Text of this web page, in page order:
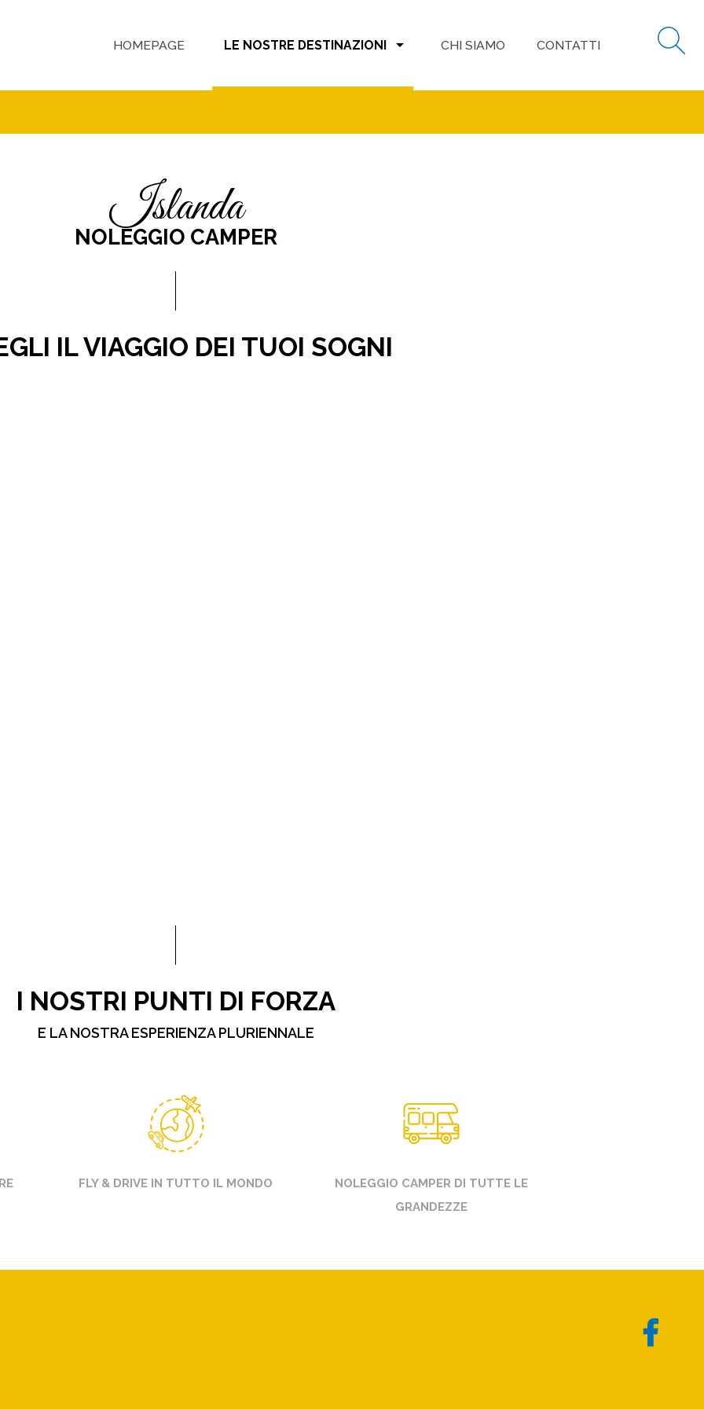
HOMEPAGE LE NOSTRE DESTINAZIONI arrow_drop_down CHI SIAMO CONTATTI
islanda
NOLEGGIO CAMPER
IL VIAGGIO DEI TUOI SOGNI
I NOSTRI PUNTI DI FORZA
E LA NOSTRA ESPERIENZA PLURIENNALE
FLY & DRIVE IN TUTTO IL MONDO
NOLEGGIO CAMPER DI TUTTE LE
GRANDEZZE